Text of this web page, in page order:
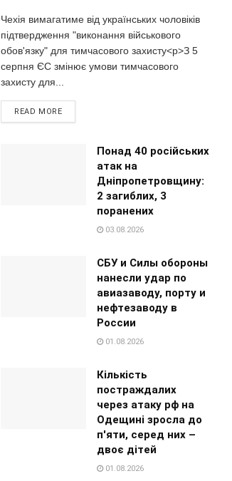
Чехія вимагатиме від українських чоловіків
підтвердження "виконання військового
обов'язку" для тимчасового захисту<p>З 5
серпня ЄС змінює умови тимчасового
захисту для...
READ MORE
Понад 40 російських
атак на
Дніпропетровщину:
2 загиблих, 3
поранених
03.08.2026
СБУ и Силы обороны
нанесли удар по
авиазаводу, порту и
нефтезаводу в
России
01.08.2026
Кількість
постраждалих
через атаку рф на
Одещині зросла до
п'яти, серед них –
двоє дітей
01.08.2026